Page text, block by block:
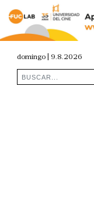
domingo | 9.8.2026